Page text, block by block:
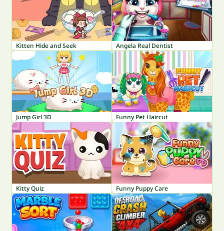
Kitten Hide and Seek Angela Real Dentist
Jump Girl 3D Funny Pet Haircut
Kitty Quiz Funny Puppy Care